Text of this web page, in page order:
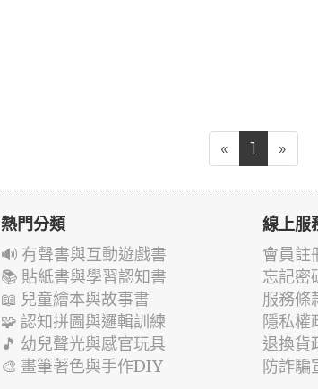
« 1 »
熱門分類
🔊 有聲書與互動遊戲書
📚 貼紙書與學習認知書
📖 兒童繪本與故事書
🧩 認知拼圖與邏輯訓練
🎵 幼兒聲光與感官玩具
🎨 畫筆著色與手作DIY
線上服
會員註
忘記密
服務條
隱私權
退換貨
防詐騙